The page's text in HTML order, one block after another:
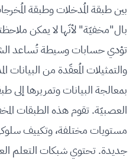
بين طبقة المُدخلات وطبقة
بال"مخفيّة" لأنّها لا يمكن
تؤدي حسابات وسيطة تُساعد
والتمثيلات المُعقّدة من البيانات
بمعالجة البيانات وتمريرها
العصبيّة. تقوم هذه الطبقات
مستويات مختلفة، وتكييف
جديدة. تحتوي شبكات التعلم